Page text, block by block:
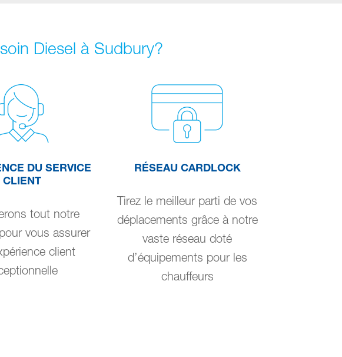
Diesel à Sudbury?
DU SERVICE
CLIENT
tout notre
vous assurer
client
RÉSEAU CARDLOCK
Tirez le meilleur parti de vos
déplacements grâce à notre
vaste réseau doté
d’équipements pour les
chauffeurs